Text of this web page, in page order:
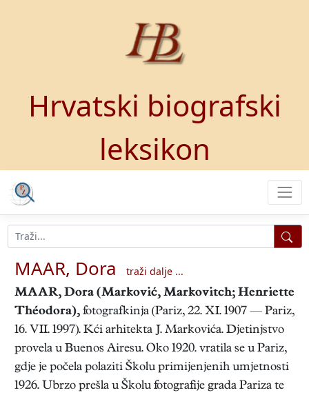
Hrvatski biografski
leksikon
MAAR, Dora
traži dalje ...
MAAR, Dora (Marković, Markovitch; Henriette
Théodora), fotografkinja (Pariz, 22. XI. 1907 — Pariz,
16. VII. 1997). Kći arhitekta J. Markovića. Djetinjstvo
provela u Buenos Airesu. Oko 1920. vratila se u Pariz,
gdje je počela polaziti Školu primijenjenih umjetnosti
1926. Ubrzo prešla u Školu fotografije grada Pariza te